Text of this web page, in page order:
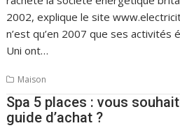
2002, explique le site
n’est qu’en 2007 que ses activités
Uni ont…
Maison
Spa 5 places : vous
guide d’achat ?